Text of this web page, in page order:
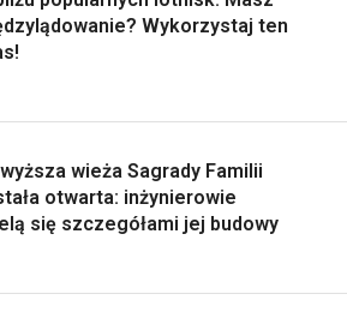
Wykorzystaj ten
wieża Sagrady Familii
otwarta: inżynierowie
się szczegółami jej budowy